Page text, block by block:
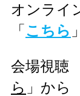
オンライ
「こちら
会場視聴
ら 」か